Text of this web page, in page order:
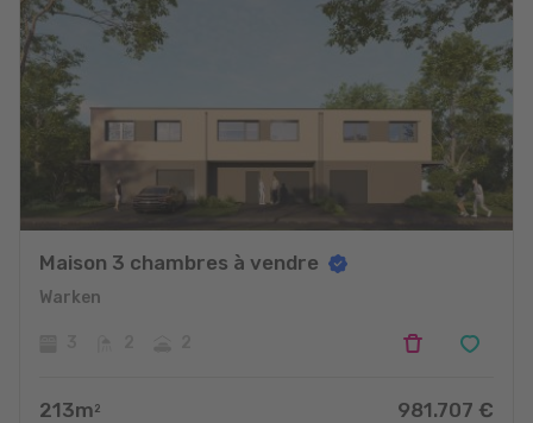
Maison 3 chambres à vendre
Warken
213m 2 981.707 €